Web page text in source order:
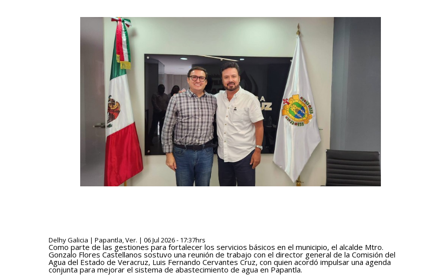
Delhy Galicia | Papantla, Ver. | 06 Jul 2026 - 17:37hrs
Como parte de las gestiones para fortalecer los servicios básicos en el municipio, el alcalde Mtro.
Gonzalo Flores Castellanos sostuvo una reunión de trabajo con el director general de la Comisión del
Agua del Estado de Veracruz, Luis Fernando Cervantes Cruz, con quien acordó impulsar una agenda
conjunta para mejorar el sistema de abastecimiento de agua en Papantla.